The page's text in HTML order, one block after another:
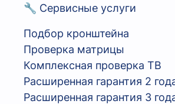
🔧 Сервисные услуги
Подбор кронштейна
Проверка матрицы
Комплексная проверка ТВ
Расширенная гарантия 2
Расширенная гарантия 3